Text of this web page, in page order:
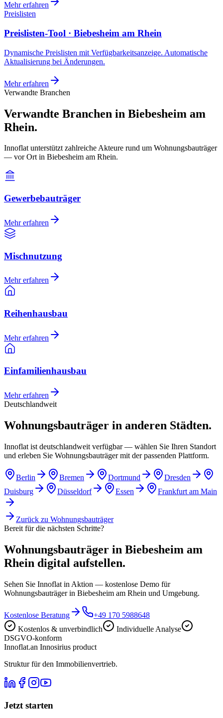
Mehr erfahren
Preislisten
Preislisten-Tool · Biebesheim am Rhein
Dynamische Preislisten mit Verfügbarkeitsanzeige. Automatische
Aktualisierung bei Änderungen.
Mehr erfahren
Verwandte Branchen
Verwandte Branchen in Biebesheim am
Rhein.
Innoflat unterstützt zahlreiche Akteure rund um Wohnungsbauträger
— vor Ort in Biebesheim am Rhein.
Gewerbebauträger
Mehr erfahren
Mischnutzung
Mehr erfahren
Reihenhausbau
Mehr erfahren
Einfamilienhausbau
Mehr erfahren
Deutschlandweit
Wohnungsbauträger in anderen Städten.
Innoflat ist deutschlandweit verfügbar — wählen Sie Ihren Standort
und erleben Sie Wohnungsbauträger mit der passenden Plattform.
Berlin Bremen Dortmund
Dresden
Duisburg
Düsseldorf Essen Frankfurt am Main
Zurück zu Wohnungsbauträger
Bereit für die nächsten Schritte?
Wohnungsbauträger in Biebesheim am
Rhein digital aufstellen.
Sehen Sie Innoflat in Aktion — kostenlose Demo für
Wohnungsbauträger in Biebesheim am Rhein und Umgebung.
Kostenlose Beratung
+49 170 5988648
Kostenlos & unverbindlich
Individuelle Analyse
DSGVO-konform
Innoflat.an Innosirius product
Struktur für den Immobilienvertrieb.
Jetzt starten